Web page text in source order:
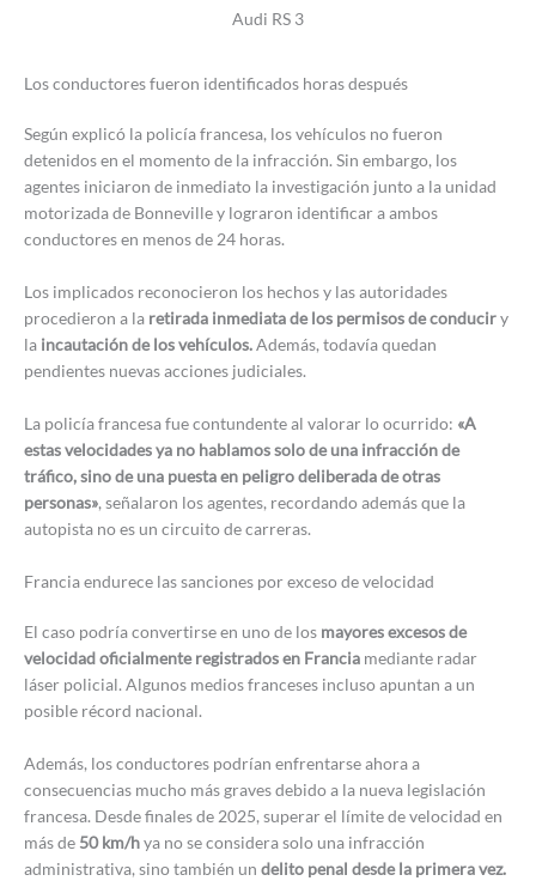
Audi RS 3
Los conductores fueron identificados horas después
Según explicó la policía francesa, los vehículos no fueron
detenidos en el momento de la infracción. Sin embargo, los
agentes iniciaron de inmediato la investigación junto a la unidad
motorizada de Bonneville y lograron identificar a ambos
conductores en menos de 24 horas.
Los implicados reconocieron los hechos y las autoridades
procedieron a la retirada inmediata de los permisos de conduciry
la incautación de los vehículos.Además, todavía quedan
pendientes nuevas acciones judiciales.
La policía francesa fue contundente al valorar lo ocurrido: «A
estas velocidades ya no hablamos solo de una infracción de
tráfico, sino de una puesta en peligro deliberada de otras
personas», señalaron los agentes, recordando además que la
autopista no es un circuito de carreras.
Francia endurece las sanciones por exceso de velocidad
El caso podría convertirse en uno de los mayores excesos de
velocidad oficialmente registrados en Francia mediante radar
láser policial. Algunos medios franceses incluso apuntan a un
posible récord nacional.
Además, los conductores podrían enfrentarse ahora a
consecuencias mucho más graves debido a la nueva legislación
francesa. Desde finales de 2025, superar el límite de velocidad en
más de 50 km/hya no se considera solo una infracción
administrativa, sino también un delito penal desde la primera vez.